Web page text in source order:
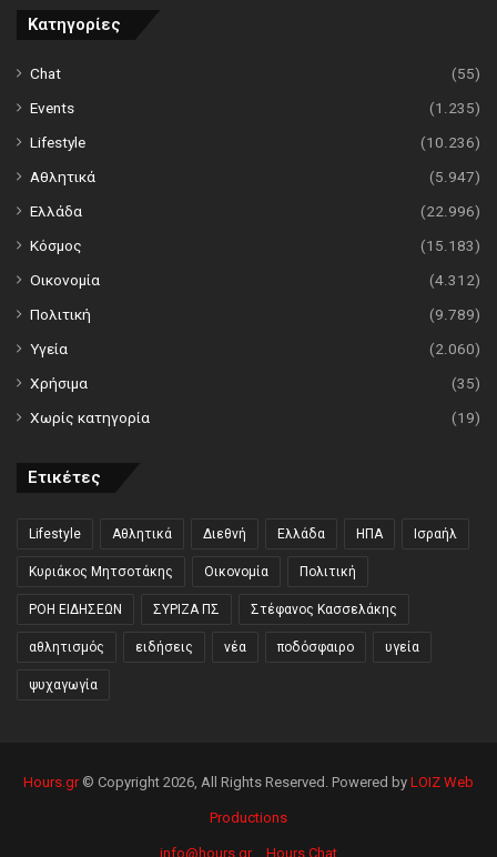
Κατηγορίες
Chat
(55)
Events
(1.235)
Lifestyle
(10.236)
Αθλητικά
(5.947)
Ελλάδα
(22.996)
Κόσμος
(15.183)
Οικονομία
(4.312)
Πολιτική
(9.789)
Υγεία
(2.060)
Χρήσιμα
(35)
Χωρίς κατηγορία
(19)
Ετικέτες
Lifestyle Αθλητικά Διεθνή Ελλάδα ΗΠΑ Ισραήλ
Κυριάκος Μητσοτάκης Οικονομία Πολιτική
ΡΟΗ ΕΙΔΗΣΕΩΝ ΣΥΡΙΖΑ ΠΣ Στέφανος Κασσελάκης
αθλητισμός ειδήσεις νέα ποδόσφαιρο υγεία
ψυχαγωγία
Hours.gr© Copyright 2026, All Rights Reserved. Powered by LOIZ Web
Productions
info@hours.gr Hours Chat